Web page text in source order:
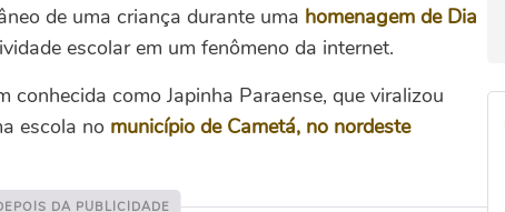
de uma criança durante uma homenagem de Dia
escolar em um fenômeno da internet.
como Japinha Paraense, que viralizou
escola no município de Cametá, no nordeste